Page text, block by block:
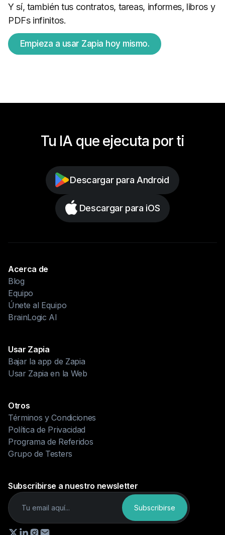
Y sí, también tus contratos, tareas, informes, libros y
PDFs infinitos.
Empieza a usar Zapia hoy mismo.
Tu IA que ejecuta por ti
Descargar para Android
Descargar para iOS
Acerca de
Blog
Equipo
Únete al Equipo
BrainLogic AI
Usar Zapia
Bajar la app de Zapia
Usar Zapia en la Web
Otros
Términos y Condiciones
Política de Privacidad
Programa de Referidos
Grupo de Testers
Subscribirse a nuestro newsletter
Subscribirse